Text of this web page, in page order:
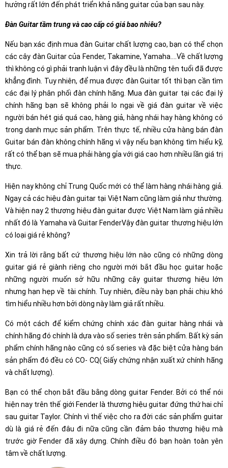
hưởng rất lớn đến phát triển khả năng guitar của bạn sau này.
Đàn Guitar tầm trung và cao cấp có giá bao nhiêu?
Nếu bạn xác định mua đàn Guitar chất lượng cao, bạn có thể chọn
các cây đàn Guitar của Fender, Takamine, Yamaha….Về chất lượng
thì không có gì phải tranh luận vì đây đều là những tên tuổi đã được
khẳng đình. Tuy nhiên, để mua được đàn Guitar tốt thì bạn cần tìm
các đại lý phân phối đàn chính hãng. Mua đàn guitar tại các đại lý
chính hãng bạn sẽ không phải lo ngại về giá đàn guitar về việc
người bán hét giá quá cao, hàng giả, hàng nhái hay hàng không có
trong danh mục sản phẩm. Trên thực tế, nhiều cửa hàng bán đàn
Guitar bán đàn không chính hãng vì vậy nếu bạn không tìm hiểu kỹ,
rất có thể bạn sẽ mua phải hàng gỉa với giá cao hơn nhiều lần giá trị
thực.
Hiện nay không chỉ Trung Quốc mới có thể làm hàng nhái hàng giả.
Ngay cả các hiệu đàn guitar tại Việt Nam cũng làm giả như thường.
Và hiện nay 2 thương hiệu đàn guitar được Việt Nam làm giả nhiều
nhất đó là Yamaha và Guitar FenderVậy đàn guitar thương hiệu lớn
có loại giá rẻ không?
Xin trả lời rằng bất cứ thương hiệu lớn nào cũng có những dòng
guitar giá rẻ giành riêng cho người mới bắt đầu học guitar hoặc
những người muốn sở hữu những cây guitar thương hiệu lớn
nhưng hạn hẹp về tài chính. Tuy nhiên, điều này bạn phải chịu khó
tìm hiểu nhiều hơn bởi dòng này làm giả rất nhiều.
Có một cách để kiểm chứng chính xác đàn guitar hàng nhái và
chính hãng đó chính là dựa vào số series trên sản phẩm. Bất kỳ sản
phẩm chính hãng nào cũng có số series và đặc biệt cửa hàng bán
sản phẩm đó đều có CO- CQ( Giấy chứng nhận xuất xứ chính hãng
và chất lượng).
Bạn có thể chọn bắt đầu bằng dòng guitar Fender. Bởi có thể nói
hiện nay trên thế giới Fender là thương hiệu guitar đứng thứ hai chỉ
sau guitar Taylor. Chính vì thế việc cho ra đời các sản phẩm guitar
dù là giá rẻ đến đâu đi nữa cũng cần đảm bảo thương hiệu mà
trước giờ Fender đã xây dựng. Chính điều đó bạn hoàn toàn yên
tâm về chất lượng.